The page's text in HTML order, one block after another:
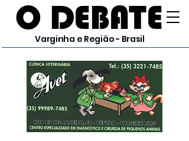
O DEBATE
Varginha e Região - Brasil